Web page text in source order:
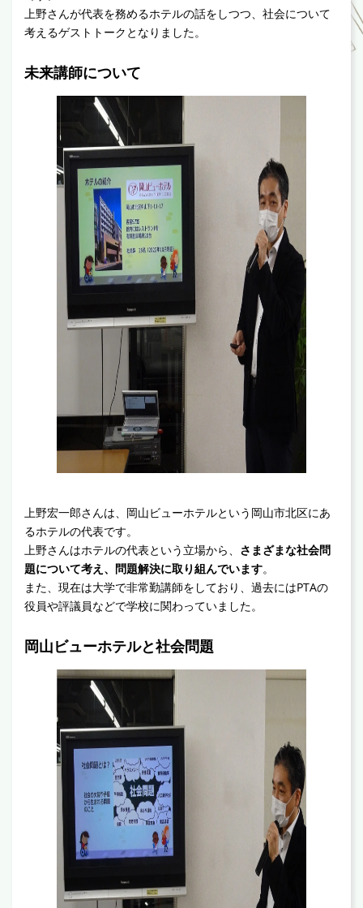
上野さんが代表を務めるホテルの話をしつつ、社会について
考えるゲストトークとなりました。
未来講師について
上野宏一郎さんは、岡山ビューホテルという岡山市北区にあ
るホテルの代表です。
上野さんはホテルの代表という立場から、 さまざまな社会問
題について考え、問題解決に取り組んでいます。
また、現在は大学で非常勤講師をしており、過去にはPTAの
役員や評議員などで学校に関わっていました。
岡山ビューホテルと社会問題